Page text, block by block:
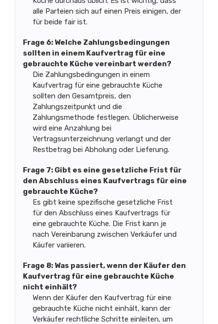
alle Parteien sich auf einen Preis einigen, der
für beide fair ist.
Frage 6: Welche Zahlungsbedingungen
sollten in einem Kaufvertrag für eine
gebrauchte Küche vereinbart werden?
Die Zahlungsbedingungen in einem
Kaufvertrag für eine gebrauchte Küche
sollten den Gesamtpreis, den
Zahlungszeitpunkt und die
Zahlungsmethode festlegen. Üblicherweise
wird eine Anzahlung bei
Vertragsunterzeichnung verlangt und der
Restbetrag bei Abholung oder Lieferung.
Frage 7: Gibt es eine gesetzliche Frist für
den Abschluss eines Kaufvertrags für eine
gebrauchte Küche?
Es gibt keine spezifische gesetzliche Frist
für den Abschluss eines Kaufvertrags für
eine gebrauchte Küche. Die Frist kann je
nach Vereinbarung zwischen Verkäufer und
Käufer variieren.
Frage 8: Was passiert, wenn der Käufer den
Kaufvertrag für eine gebrauchte Küche
nicht einhält?
Wenn der Käufer den Kaufvertrag für eine
gebrauchte Küche nicht einhält, kann der
Verkäufer rechtliche Schritte einleiten, um